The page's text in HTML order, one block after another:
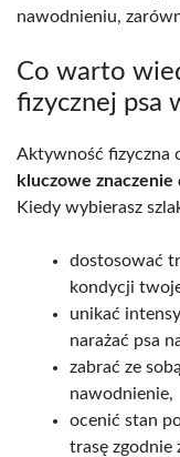
nawodnieniu,
Co warto
fizycznej psa
Aktywność fizyczna
kluczowe znaczenie
Kiedy wybierasz
dostosować
kondycji
unikać
narażać psa
zabrać ze
nawodnienie,
ocenić stan
trasę zgodnie